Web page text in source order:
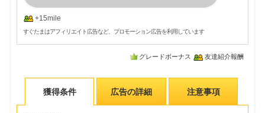
+15mile
すぐたまはアフィリエイト広告など、プロモーション広告を利用しています
グレードボーナス 友達紹介報酬
獲得条件 広告の詳細 注意事項